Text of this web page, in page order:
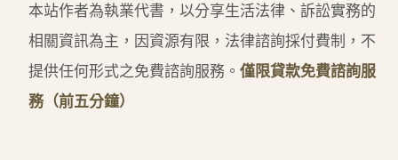
本站作者為執業代書，以分享生活法律、訴訟實務的
相關資訊為主，因資源有限，法律諮詢採付費制，不
提供任何形式之免費諮詢服務。 僅限貸款免費諮詢服
務（前五分鐘）